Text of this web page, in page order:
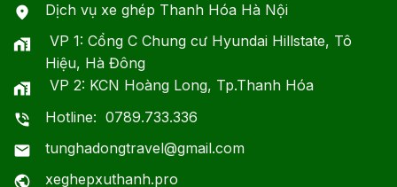
Dịch vụ xe ghép Thanh Hóa Hà Nội
VP 1: Cổng C Chung cư Hyundai Hillstate, Tô
Hiệu, Hà Đông
VP 2: KCN Hoàng Long, Tp.Thanh Hóa
Hotline: 0789.733.336
tunghadongtravel@gmail.com
xeghepxuthanh.pro